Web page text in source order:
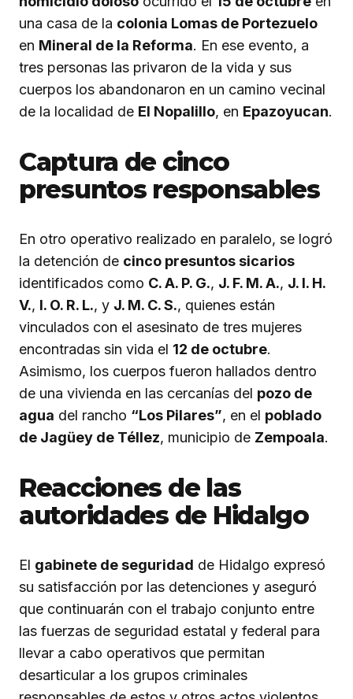
una casa de la colonia Lomas de Portezuelo
en Mineral de la Reforma. En ese evento, a
tres personas las privaron de la vida y sus
cuerpos los abandonaron en un camino vecinal
de la localidad de El Nopalillo, en Epazoyucan.
Captura de cinco
presuntos responsables
En otro operativo realizado en paralelo, se logró
la detención de cinco presuntos sicarios
identificados como C. A. P. G., J. F. M. A., J. I. H.
V., I. O. R. L., y J. M. C. S., quienes están
vinculados con el asesinato de tres mujeres
encontradas sin vida el 12 de octubre.
Asimismo, los cuerpos fueron hallados dentro
de una vivienda en las cercanías del pozo de
agua del rancho “Los Pilares”, en el poblado
de Jagüey de Téllez, municipio de Zempoala.
Reacciones de las
autoridades de Hidalgo
El gabinete de seguridad de Hidalgo expresó
su satisfacción por las detenciones y aseguró
que continuarán con el trabajo conjunto entre
las fuerzas de seguridad estatal y federal para
llevar a cabo operativos que permitan
desarticular a los grupos criminales